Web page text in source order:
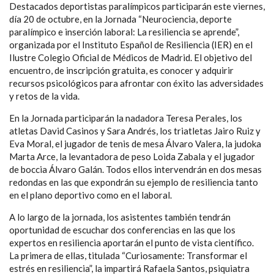
Destacados deportistas paralímpicos participarán este viernes,
día 20 de octubre, en la Jornada “Neurociencia, deporte
paralímpico e inserción laboral: La resiliencia se aprende”,
organizada por el Instituto Español de Resiliencia (IER) en el
Ilustre Colegio Oficial de Médicos de Madrid. El objetivo del
encuentro, de inscripción gratuita, es conocer y adquirir
recursos psicológicos para afrontar con éxito las adversidades
y retos de la vida.
En la Jornada participarán la nadadora Teresa Perales, los
atletas David Casinos y Sara Andrés, los triatletas Jairo Ruiz y
Eva Moral, el jugador de tenis de mesa Álvaro Valera, la judoka
Marta Arce, la levantadora de peso Loida Zabala y el jugador
de boccia Álvaro Galán. Todos ellos intervendrán en dos mesas
redondas en las que expondrán su ejemplo de resiliencia tanto
en el plano deportivo como en el laboral.
A lo largo de la jornada, los asistentes también tendrán
oportunidad de escuchar dos conferencias en las que los
expertos en resiliencia aportarán el punto de vista científico.
La primera de ellas, titulada “Curiosamente: Transformar el
estrés en resiliencia”, la impartirá Rafaela Santos, psiquiatra